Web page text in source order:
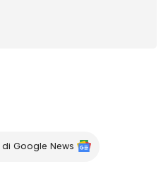
di Google News